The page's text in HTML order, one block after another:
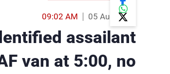
05 Aug 2014
09:02 AM
assailant
van at 5:00, no